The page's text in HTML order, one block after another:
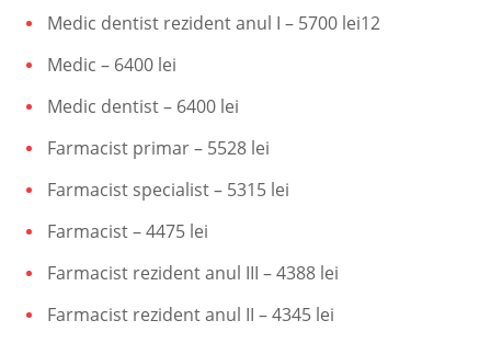
Medic dentist rezident anul I – 5700 lei12
Medic – 6400 lei
Medic dentist – 6400 lei
Farmacist primar – 5528 lei
Farmacist specialist – 5315 lei
Farmacist – 4475 lei
Farmacist rezident anul III – 4388 lei
Farmacist rezident anul II – 4345 lei